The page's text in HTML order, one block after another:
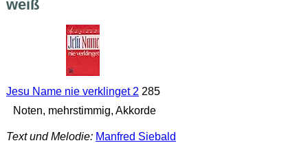
weiß
Jesu Name nie verklinget 2 285
Noten, mehrstimmig, Akkorde
Text und Melodie: Manfred Siebald